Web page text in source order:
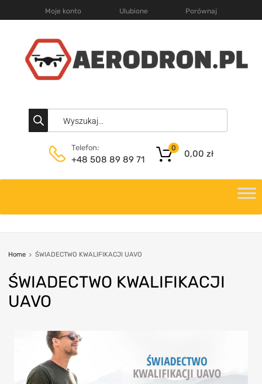
Moje konto Ulubione Porównaj
Telefon:
+48 508 89 89 71
0,00 zł
0
Home ŚWIADECTWO KWALIFIKACJI UAVO
ŚWIADECTWO KWALIFIKACJI
UAVO